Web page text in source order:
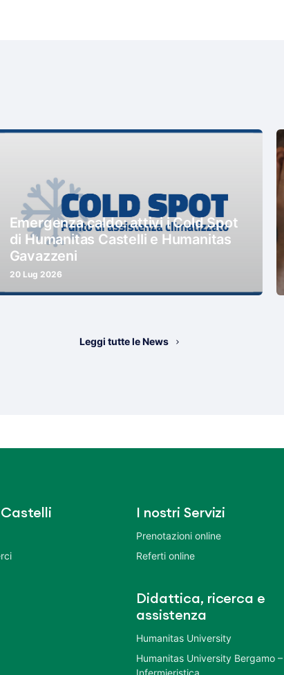
Emergenza caldo: attivi i Cold Spot
di Humanitas Castelli e Humanitas
Gavazzeni
20 Lug 2026
Leggi tutte le News
I nostri Servizi
Prenotazioni online
Referti online
Didattica, ricerca e
assistenza
Humanitas University
Humanitas University Bergamo
Infermieristica